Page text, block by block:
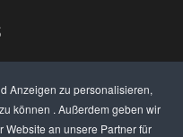
Anzeigen zu personalisieren,
können . Außerdem geben wir
Website an unsere Partner für